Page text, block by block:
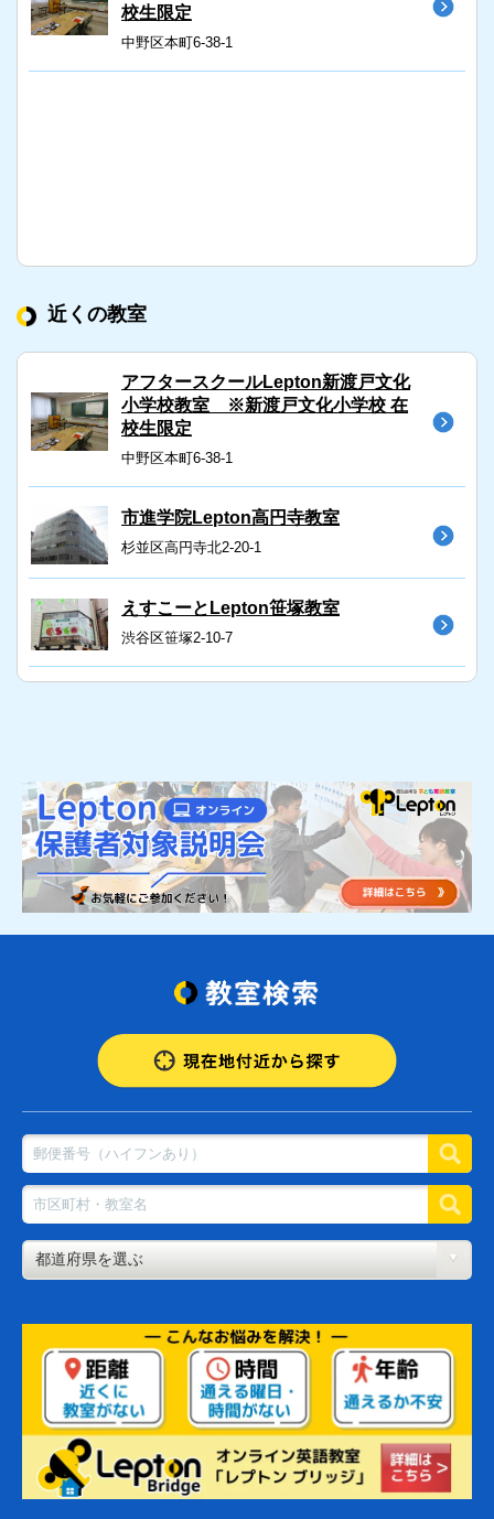
校生限定
中野区本町6-38-1
近くの教室
アフタースクールLepton新渡戸文化
小学校教室 ※新渡戸文化小学校 在
校生限定
中野区本町6-38-1
市進学院Lepton高円寺教室
杉並区高円寺北2-20-1
えすこーとLepton笹塚教室
渋谷区笹塚2-10-7
キッズラーニングテラスLepton東松
原教室
世田谷区松原5-2-4
杉並区荻窪5-9-9
新宿区高田馬場1-35-3
えすこーとLepton下高井戸松原教室
世田谷区赤堤4丁目13-7
HOMES個別指導学院Lepton下井草校
杉並区下井草2-40-10
エミフィスLepton練馬校
Education Studio Mejiro Lepton 目